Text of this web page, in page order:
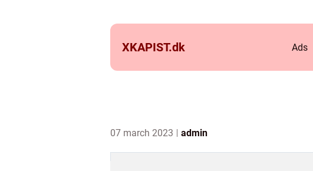
XKAPIST.dk Ads
07 march 2023 admin